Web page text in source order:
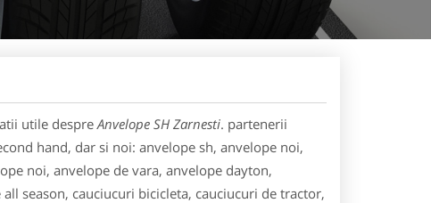
utile despreAnvelope SH Zarnesti. partenerii
hand, dar si noi: anvelope sh, anvelope noi,
noi, anvelope de vara, anvelope dayton,
season, cauciucuri bicicleta, cauciucuri de tractor,